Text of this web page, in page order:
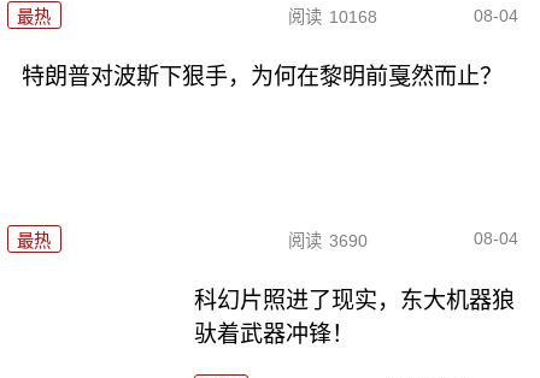
最热 阅读 10168 08-04
特朗普对波斯下狠手，为何在黎明前戛然而止？
最热 阅读 3690 08-04
科幻片照进了现实，东大机器狼
驮着武器冲锋！